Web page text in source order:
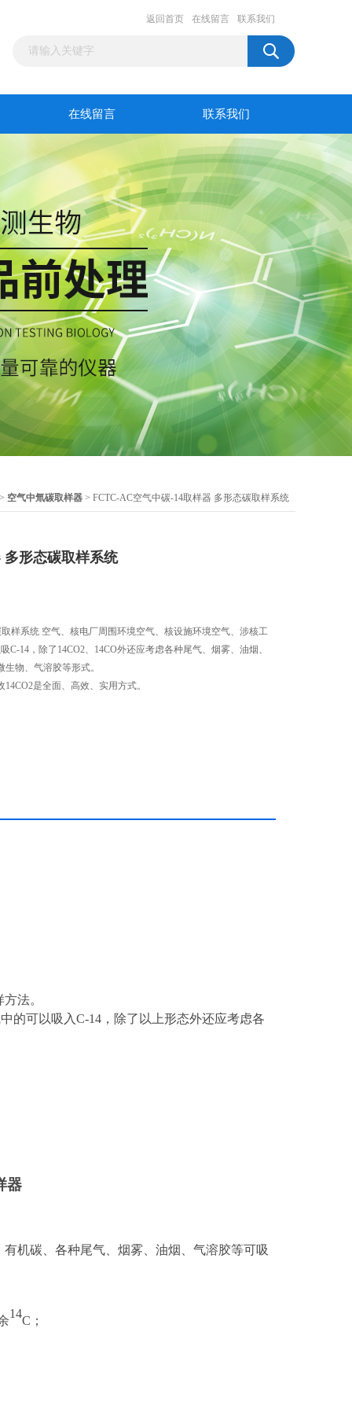
返回首页 在线留言 联系我们
在线留言 联系我们
空气中氚碳取样器 > FCTC-AC空气中碳-14取样器 多形态碳取样系统
多形态碳取样系统
样系统 空气、核电厂周围环境空气、核设施环境空气、涉核工
C-14，除了14CO2、14CO外还应考虑各种尾气、烟雾、油烟、
物、气溶胶等形式。
是全面、高效、实用方式。
法。
的可以吸入C-14，除了以上形态外还应考虑各
器
有机碳、各种尾气、烟雾、油烟、气溶胶等可吸
14
C；